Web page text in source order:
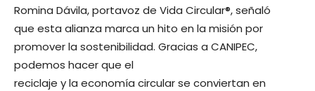
Romina Dávila, portavoz de Vida Circular®, señaló
que esta alianza marca un hito en la misión por
promover la sostenibilidad. Gracias a CANIPEC,
podemos hacer que el
reciclaje y la economía circular se conviertan en